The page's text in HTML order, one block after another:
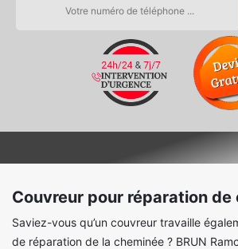
Couvreur pour réparation de
Saviez-vous qu’un couvreur travaille
de réparation de la cheminée ? BRUN